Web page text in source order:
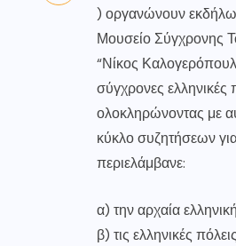
) οργανώνουν
Μουσείο Σύγχρονης
“Νίκος
σύγχρονες ελληνικές
ολοκληρώνοντας με
κύκλο συζητήσεων
περιελάμβανε:
α) την αρχαία
β) τις ελληνικές